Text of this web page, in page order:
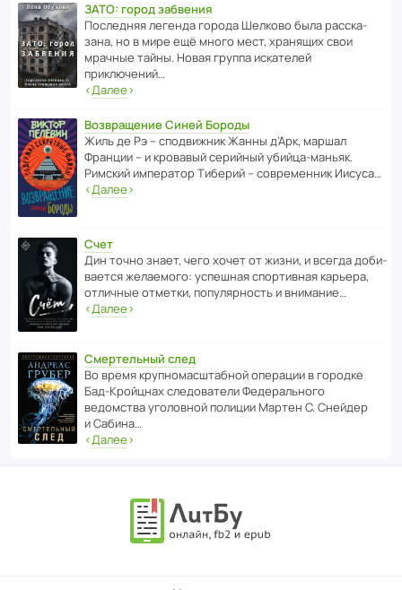
ЗАТО: город забвения
После­дняя легенда города Шелково была расска­
зана, но в мире ещё много мест, хранящих свои
мрачные тайны. Новая группа иска­телей
приключений…
‹Далее›
Возвращение Синей Бороды
Жиль де Рэ – спод­ви­жник Жанны д’Арк, маршал
Франции – и кровавый серийный убийца-маньяк.
Римский импе­ратор Тиберий – совре­менник Иисуса…
‹Далее›
Счет
Дин точно знает, чего хочет от жизни, и всегда доби­
ва­ется жела­е­мого: успе­шная спор­ти­вная карьера,
отли­чные отметки, попу­ля­р­ность и внимание…
‹Далее›
Смертельный след
Во время круп­но­мас­ш­та­бной операции в городке
Бад‑Крой­цнах следо­ва­тели Феде­раль­ного
ведомства уголо­вной полиции Мартен С. Снейдер
и Сабина…
‹Далее›